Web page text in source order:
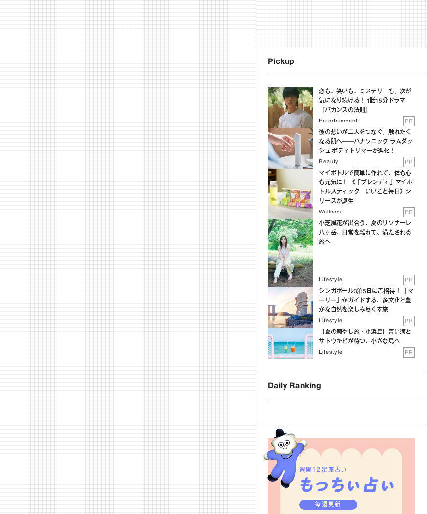
Pickup
恋も、笑いも、ミステリーも。次が
気になり続ける！ 1話15分ドラマ
『バカンスの法則』
Entertainment PR
彼の想いが二人をつなぐ。触れたく
なる肌へ──パナソニック ラムダッ
シュ ボディトリマーが進化！
Beauty PR
マイボトルで簡単に作れて、体も心
も元気に！ 《「ブレンディ」マイボ
トルスティック いいこと毎日》シ
リーズが誕生
Wellness PR
小芝風花が出合う、夏のリゾナーレ
八ヶ岳。日常を離れて、満たされる
旅へ
Lifestyle PR
シンガポール3泊5日にご招待！ 「マ
ーリー」がガイドする、多文化と豊
かな自然を楽しみ尽くす旅
Lifestyle PR
【夏の癒やし旅・小浜島】青い海と
サトウキビが待つ、小さな島へ
Lifestyle PR
Daily Ranking
週間12星座占い
毎週更新